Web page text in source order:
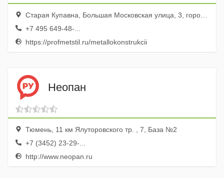
Старая Купавна, Большая Московская улица, 3, город Старая Купавна, Московская область, Россия
+7 495 649-48-...
https://profmetstil.ru/metallokonstrukcii
Неопан
Тюмень, 11 км Ялуторовского тр. , 7, База №2
+7 (3452) 23-29-...
http://www.neopan.ru